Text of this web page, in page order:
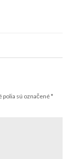
polia sú označené*